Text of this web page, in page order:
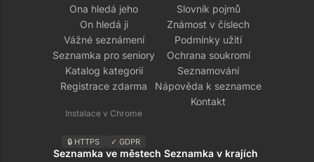
Ona hledá jeho
On hledá ji
Vážné seznámení
Seznamka pro seniory
Katalog kategorií
Registrace zdarma
Instalace v Chrome
🔒 HTTPS ✓ GDPR
Slovník pojmů
Známost v číslech
Podmínky užití
Ochrana soukromí
Seznamování
Nápověda k seznamce
Kontakt
Seznamka ve městech Seznamka v krajích